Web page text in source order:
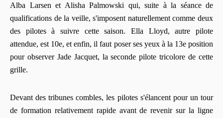
Alba Larsen et Alisha Palmowski qui, suite à la séance de
qualifications de la veille, s'imposent naturellement comme deux
des pilotes à suivre cette saison. Ella Lloyd, autre pilote
attendue, est 10e, et enfin, il faut poser ses yeux à la 13e position
pour observer Jade Jacquet, la seconde pilote tricolore de cette
grille.
Devant des tribunes combles, les pilotes s'élancent pour un tour
de formation relativement rapide avant de revenir sur la ligne